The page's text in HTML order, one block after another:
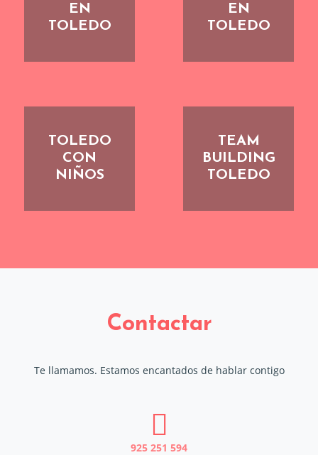
EN
TOLEDO
EN
TOLEDO
TOLEDO
CON
NIÑOS
TEAM
BUILDING
TOLEDO
Contactar
Te llamamos. Estamos encantados de hablar contigo
925 251 594